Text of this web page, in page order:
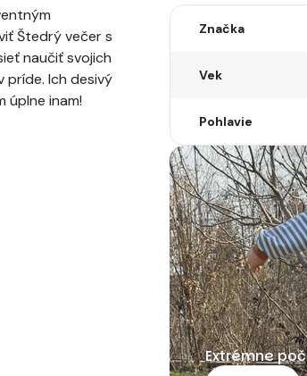
Štedrý večer s
naučiť svojich
príde. Ich desivý
úplne inam!
Značka
Vek
Pohlavie
Extrémne